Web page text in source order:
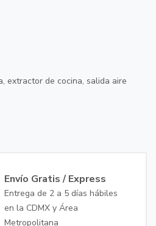
extractor de cocina, salida aire
Envío Gratis / Express
Entrega de 2 a 5 días hábiles
en la CDMX y Área
Metropolitana